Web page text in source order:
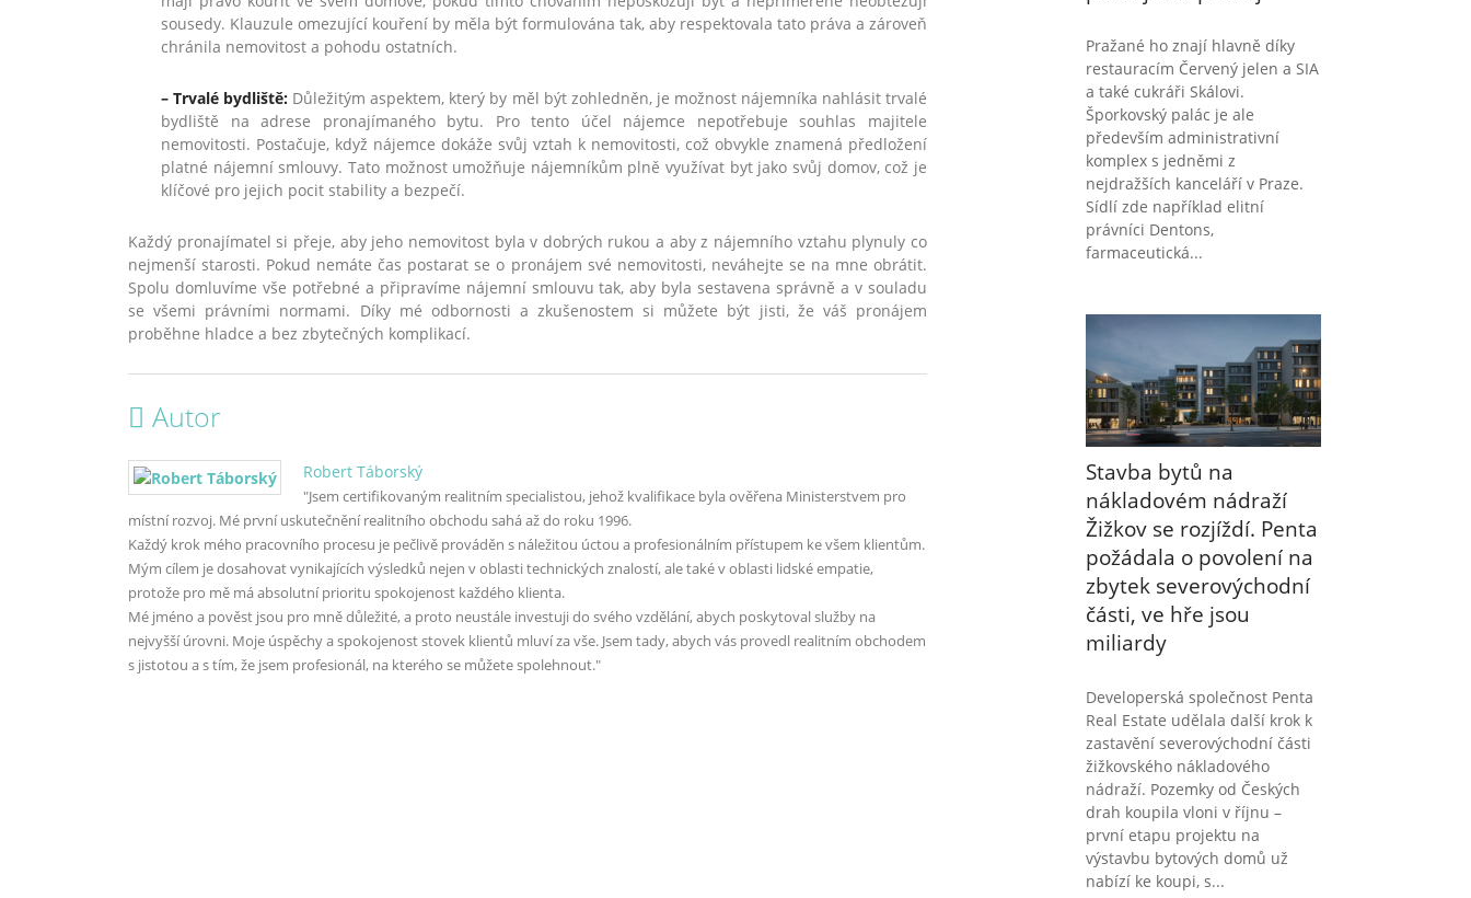
sousedy. Klauzule omezující kouření by měla být formulována tak, aby respektovala tato práva a zároveň
chránila nemovitost a pohodu ostatních.
– Trvalé bydliště: Důležitým aspektem, který by měl být zohledněn, je možnost nájemníka nahlásit trvalé
bydliště na adrese pronajímaného bytu. Pro tento účel nájemce nepotřebuje souhlas majitele
nemovitosti. Postačuje, když nájemce dokáže svůj vztah k nemovitosti, což obvykle znamená předložení
platné nájemní smlouvy. Tato možnost umožňuje nájemníkům plně využívat byt jako svůj domov, což je
klíčové pro jejich pocit stability a bezpečí.
Každý pronajímatel si přeje, aby jeho nemovitost byla v dobrých rukou a aby z nájemního vztahu plynuly co
nejmenší starosti. Pokud nemáte čas postarat se o pronájem své nemovitosti, neváhejte se na mne obrátit.
Spolu domluvíme vše potřebné a připravíme nájemní smlouvu tak, aby byla sestavena správně a v souladu
se všemi právními normami. Díky mé odbornosti a zkušenostem si můžete být jisti, že váš pronájem
proběhne hladce a bez zbytečných komplikací.
Autor
Robert Táborský
"Jsem certifikovaným realitním specialistou, jehož kvalifikace byla ověřena Ministerstvem pro
místní rozvoj. Mé první uskutečnění realitního obchodu sahá až do roku 1996.
Každý krok mého pracovního procesu je pečlivě prováděn s náležitou úctou a profesionálním přístupem ke všem klientům.
Mým cílem je dosahovat vynikajících výsledků nejen v oblasti technických znalostí, ale také v oblasti lidské empatie,
protože pro mě má absolutní prioritu spokojenost každého klienta.
Mé jméno a pověst jsou pro mně důležité, a proto neustále investuji do svého vzdělání, abych poskytoval služby na
nejvyšší úrovni. Moje úspěchy a spokojenost stovek klientů mluví za vše. Jsem tady, abych vás provedl realitním obchodem
s jistotou a s tím, že jsem profesionál, na kterého se můžete spolehnout."
Pražané ho znají hlavně díky
restauracím Červený jelen a SIA
a také cukráři Skálovi.
Šporkovský palác je ale
především administrativní
komplex s jedněmi z
nejdražších kanceláří v Praze.
Sídlí zde například elitní
právníci Dentons,
farmaceutická...
Stavba bytů na
nákladovém nádraží
Žižkov se rozjíždí. Penta
požádala o povolení na
zbytek severovýchodní
části, ve hře jsou
miliardy
Developerská společnost Penta
Real Estate udělala další krok k
zastavění severovýchodní části
žižkovského nákladového
nádraží. Pozemky od Českých
drah koupila vloni v říjnu –
první etapu projektu na
výstavbu bytových domů už
nabízí ke koupi, s...